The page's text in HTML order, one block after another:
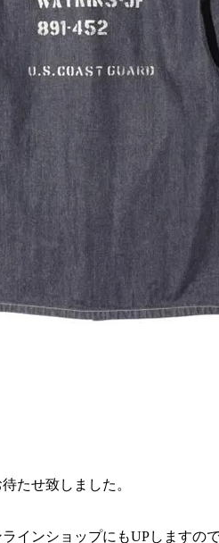
たせ致しました。
インショップにもUPしますの